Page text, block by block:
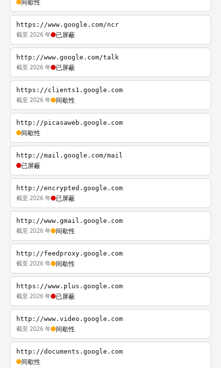
间歇性
https://www.google.com/ncr
截至 2026 年 已屏蔽
http://www.google.com/talk
截至 2026 年 已屏蔽
https://clients1.google.com
截至 2026 年 间歇性
http://picasaweb.google.com
间歇性
http://mail.google.com/mail
已屏蔽
http://encrypted.google.com
截至 2026 年 已屏蔽
http://www.gmail.google.com
截至 2026 年 间歇性
http://feedproxy.google.com
截至 2026 年 间歇性
https://www.plus.google.com
截至 2026 年 已屏蔽
http://www.video.google.com
截至 2026 年 间歇性
http://documents.google.com
间歇性